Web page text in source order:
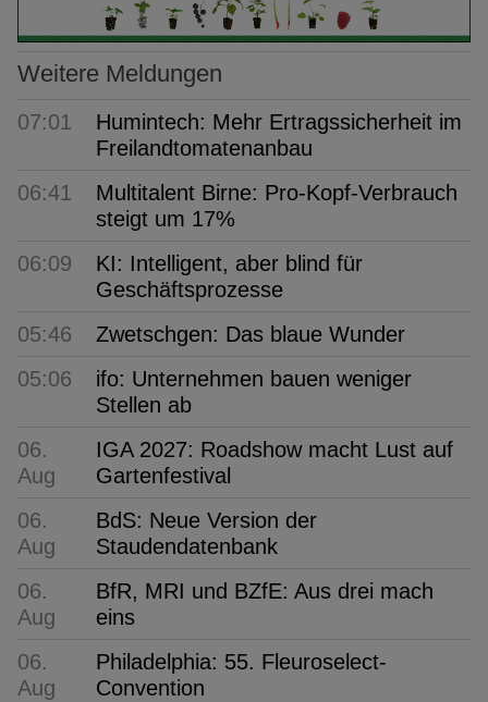
Weitere Meldungen
07:01
Humintech: Mehr Ertragssicherheit im
Freilandtomatenanbau
06:41
Multitalent Birne: Pro-Kopf-Verbrauch
steigt um 17%
06:09
KI: Intelligent, aber blind für
Geschäftsprozesse
05:46
Zwetschgen: Das blaue Wunder
05:06
ifo: Unternehmen bauen weniger
Stellen ab
06.
Aug
IGA 2027: Roadshow macht Lust auf
Gartenfestival
06.
Aug
BdS: Neue Version der
Staudendatenbank
06.
Aug
BfR, MRI und BZfE: Aus drei mach
eins
06.
Aug
Philadelphia: 55. Fleuroselect-
Convention